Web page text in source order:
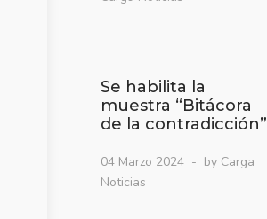
Se habilita la
muestra “Bitácora
de la contradicción”
04 Marzo 2024
by Carga
Noticias